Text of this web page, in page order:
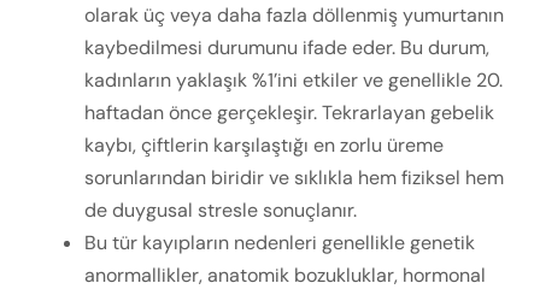
olarak üç veya daha fazla döllenmiş yumurtanın
kaybedilmesi durumunu ifade eder. Bu durum,
kadınların yaklaşık %1’ini etkiler ve genellikle 20.
haftadan önce gerçekleşir. Tekrarlayan gebelik
kaybı, çiftlerin karşılaştığı en zorlu üreme
sorunlarından biridir ve sıklıkla hem fiziksel hem
de duygusal stresle sonuçlanır.
Bu tür kayıpların nedenleri genellikle genetik
anormallikler, anatomik bozukluklar, hormonal